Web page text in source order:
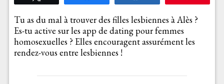
Tu as du mal à trouver des filles lesbiennes à Alès ?
Es-tu active sur les app de dating pour femmes
homosexuelles ? Elles encouragent assurément les
rendez-vous entre lesbiennes !